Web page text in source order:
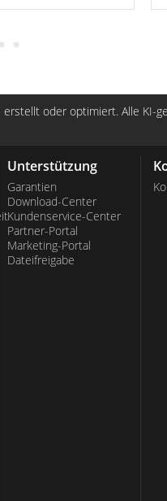
oder optimiert. Alle
Unterstützung
Garantien
Download-Center
Kundenservice-Center
Partner-Portal
Marketing-Portal
Dateifreigabe